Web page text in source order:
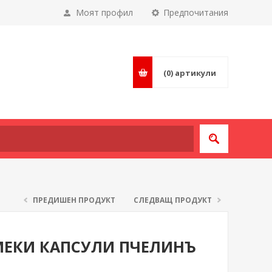
Предпочитания
Моят профил
(0) артикули
ПРЕДИШЕН ПРОДУКТ СЛЕДВАЩ ПРОДУКТ
КАПСУЛИ ПЧЕЛИНЪ